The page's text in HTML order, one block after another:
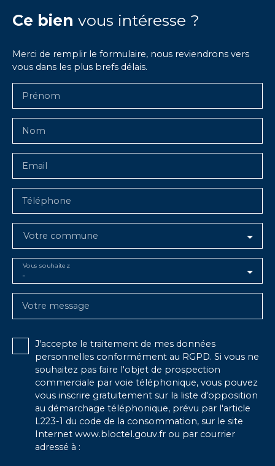
Ce bien vous intéresse ?
Merci de remplir le formulaire, nous reviendrons vers
vous dans les plus brefs délais.
Prénom
Nom
Email
Téléphone
Votre commune
-
Vous souhaitez
Votre message
J'accepte le traitement de mes données
personnelles conformément au RGPD. Si vous ne
souhaitez pas faire l'objet de prospection
commerciale par voie téléphonique, vous pouvez
vous inscrire gratuitement sur la liste d'opposition
au démarchage téléphonique, prévu par l'article
L223-1 du code de la consommation, sur le site
Internet www.bloctel.gouv.fr ou par courrier
adressé à :